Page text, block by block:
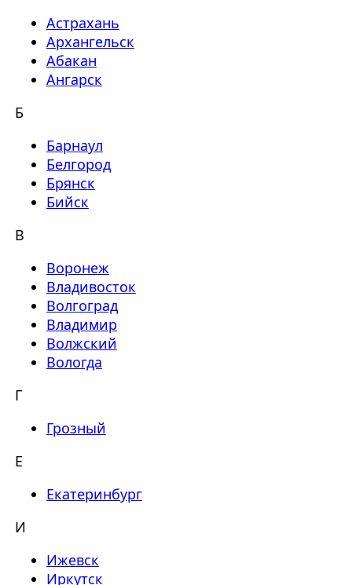
Астрахань
Архангельск
Абакан
Ангарск
Б
Барнаул
Белгород
Брянск
Бийск
В
Воронеж
Владивосток
Волгоград
Владимир
Волжский
Вологда
Г
Грозный
Е
Екатеринбург
И
Ижевск
Иркутск